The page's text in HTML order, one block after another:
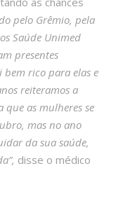
pelo Grêmio, pela
Saúde Unimed
presentes
rico para elas e
reiteramos a
as mulheres se
mas no ano
da sua saúde,
disse o médico